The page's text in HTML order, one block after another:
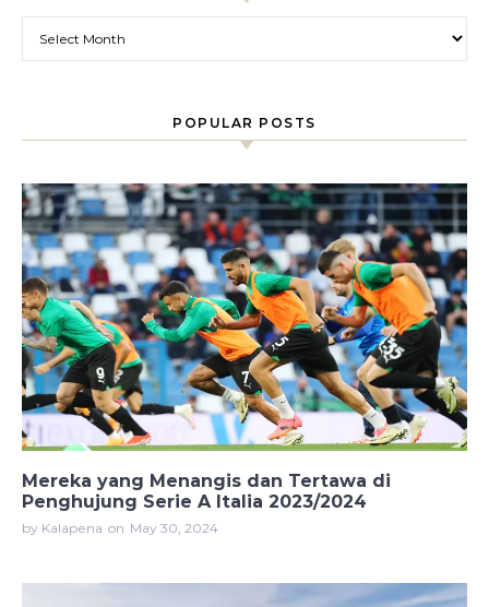
POPULAR POSTS
Mereka yang Menangis dan Tertawa di
Penghujung Serie A Italia 2023/2024
by Kalapena on May 30, 2024